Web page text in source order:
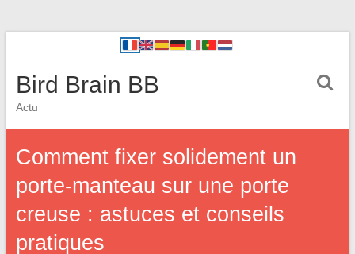
Bird Brain BB
Actu
Comment fixer solidement un
porte-manteau sur une porte
creuse : astuces et conseils
pratiques